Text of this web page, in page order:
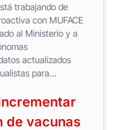
trabajando de
con MUFACE
al Ministerio y a
actualizados
para...
de vacunas